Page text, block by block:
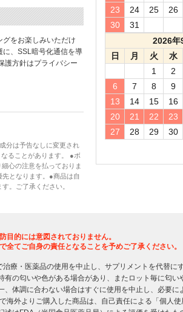
をお楽しみいただけ
に、SSL暗号化通信を導
護方針はプライバシー
分は予告なしに変更され
ることがあります。 ●ボ
心の注意を払っておりま
となります。●商品は自
。ご了承ください。
23
24 25 26
30
31
2026年
日
月 火 水
1
2
6
7 8 9
13
14 15 16
20
21 22 23
27
28 29 30
的には意図されておりません。
てご自身の責任となることを予めご了承ください。
療・医薬品の使用を中止し、サプリメントを代替に
の匂いや色がある場合があり、またロット毎に匂い
体調に合わない場合はすぐに使用を中止し、必要に
外よりご購入した商品は、自己責任による「個人